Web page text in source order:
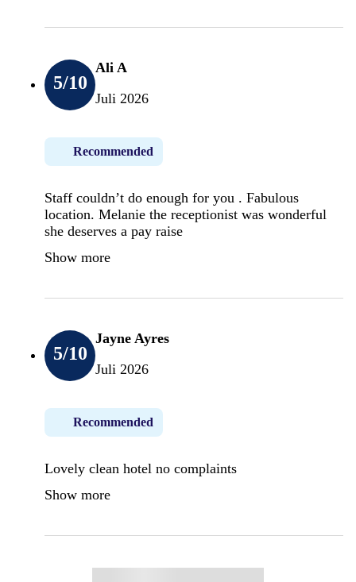
5/10
Ali A
Juli 2026
Recommended
Staff couldn’t do enough for you . Fabulous
location. Melanie the receptionist was wonderful
she deserves a pay raise
Show more
5/10
Jayne Ayres
Juli 2026
Recommended
Lovely clean hotel no complaints
Show more